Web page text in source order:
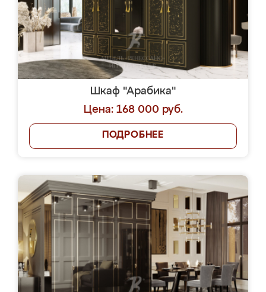
Шкаф "Арабика"
Цена: 168 000 руб.
ПОДРОБНЕЕ